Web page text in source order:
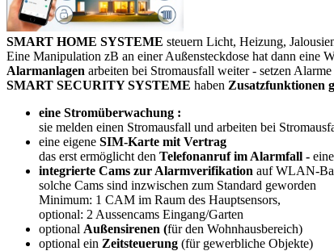
SMART HOME SYSTEME steuern Licht, Heizung,
Eine Manipulation zB an einer Außensteckdose hat dann eine
Alarmanlagen arbeiten bei Stromausfall weiter - setzen
SMART SECURITY SYSTEME haben Zusatzfunktionen
eine Stromüberwachung :
sie melden einen Stromausfall und arbeiten bei
eine eigene SIM-Karte mit Vertrag
das erst ermöglicht den Telefonanruf im Alarmfall -
integrierte Cams zur Alarmverifikation auf WLAN-
solche Cams sind inzwischen zum Standard geworden
Minimum: 1 CAM im Raum des Hauptsensors,
optional: 2 Aussencams Eingang/Garten
optional Außensirenen (für den Wohnhausbereich)
optional ein Zeitsteuerung (für gewerbliche Objekte)